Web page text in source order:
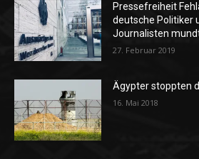
Pressefreiheit
deutsche Politiker
Journalisten
27. Februar 2019
Ägypter stoppten
16. Mai 2018